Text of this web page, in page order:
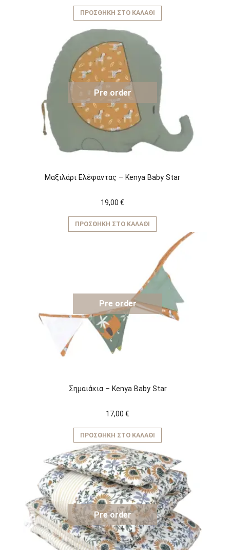
ΠΡΟΣΘΉΚΗ ΣΤΟ ΚΑΛΆΘΙ
Pre order
Μαξιλάρι Ελέφαντας – Kenya Baby Star
19,00 €
ΠΡΟΣΘΉΚΗ ΣΤΟ ΚΑΛΆΘΙ
Pre order
Σημαιάκια – Kenya Baby Star
17,00 €
ΠΡΟΣΘΉΚΗ ΣΤΟ ΚΑΛΆΘΙ
Pre order